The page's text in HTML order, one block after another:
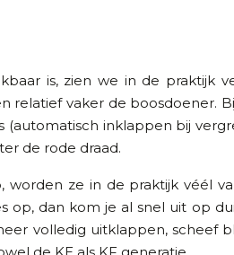
is, zien we in de praktijk
relatief vaker de boosdoener.
inklappen bij
de rode draad.
worden ze in de praktijk véél
dan kom je al snel uit op
volledig uitklappen, scheef